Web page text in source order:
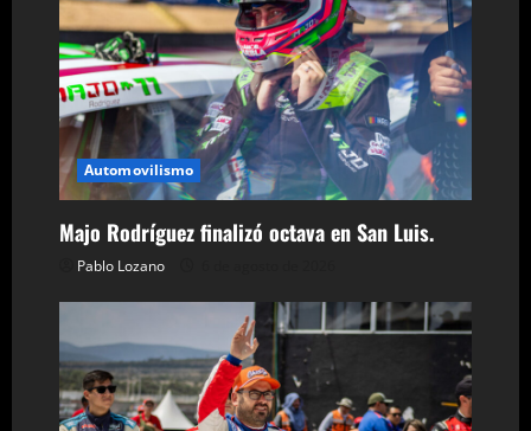
t
r
a
d
a
s
Automovilismo
Majo Rodríguez finalizó octava en San Luis.
Pablo Lozano